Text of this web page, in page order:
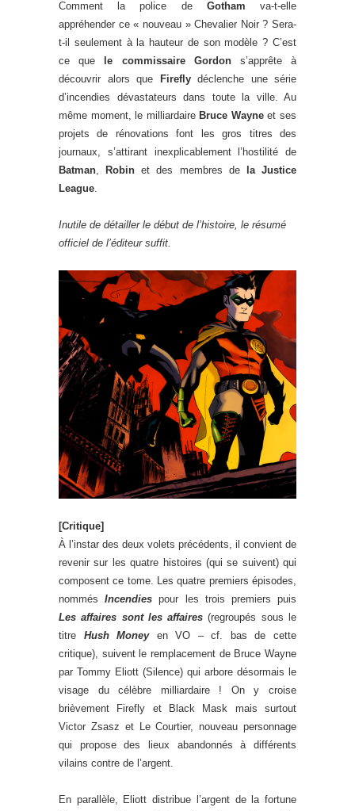
Comment la police de Gotham va-t-elle
appréhender ce « nouveau » Chevalier Noir ? Sera-
t-il seulement à la hauteur de son modèle ? C’est
ce que
le commissaire Gordons’apprête à
découvrir alors que
Fireflydéclenche une série
d’incendies dévastateurs dans toute la ville. Au
même moment, le milliardaire Bruce Wayneet ses
projets de rénovations font les gros titres des
journaux, s’attirant inexplicablement l’hostilité de
Batman, Robin et des membres de
la Justice
League.
Inutile de détailler le début de l’histoire, le résumé
officiel de l’éditeur suffit.
[Critique]
À l’instar des deux volets précédents, il convient de
revenir sur les quatre histoires (qui se suivent) qui
composent ce tome. Les quatre premiers épisodes,
nommésIncendies pour les trois premiers puis
Les affaires sont les affaires (regroupés sous le
titre Hush Moneyen VO – cf. bas de cette
critique), suivent le remplacement de Bruce Wayne
par Tommy Eliott (Silence) qui arbore désormais le
visage du célèbre milliardaire ! On y croise
brièvement Firefly et Black Mask mais surtout
Victor Zsasz et Le Courtier, nouveau personnage
qui propose des lieux abandonnés à différents
vilains contre de l’argent.
En parallèle, Eliott distribue l’argent de la fortune